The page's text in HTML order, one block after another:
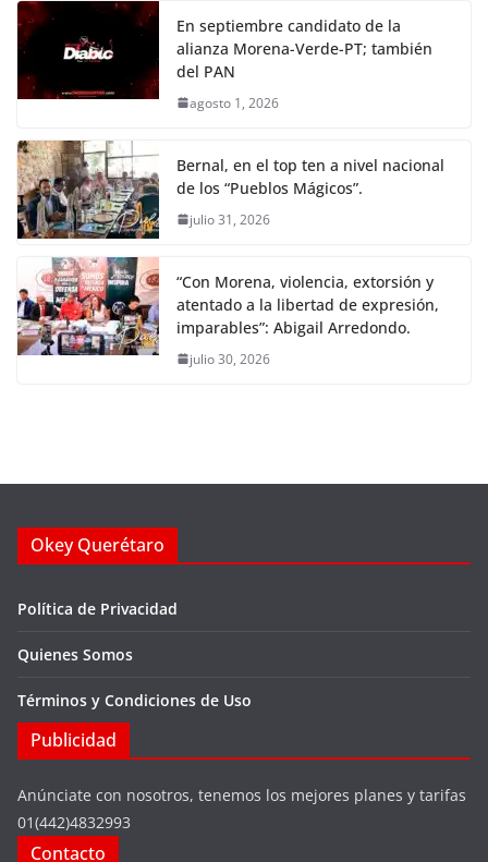
En septiembre candidato de la
alianza Morena-Verde-PT; también
del PAN
agosto 1, 2026
Bernal, en el top ten a nivel nacional
de los “Pueblos Mágicos”.
julio 31, 2026
“Con Morena, violencia, extorsión y
atentado a la libertad de expresión,
imparables”: Abigail Arredondo.
julio 30, 2026
Okey Querétaro
Política de Privacidad
Quienes Somos
Términos y Condiciones de Uso
Publicidad
Anúnciate con nosotros, tenemos los mejores planes y tarifas
01(442)4832993
Contacto